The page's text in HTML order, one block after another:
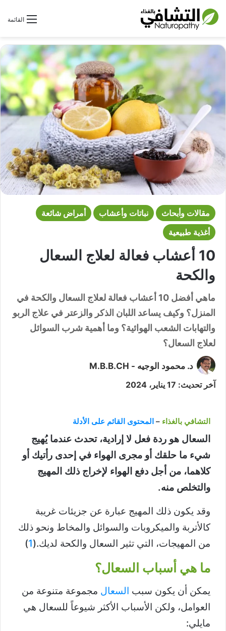
القائمةبحث عن
مقالات وأبحاث نباتات وأعشاب
أمراض شائعة
أغذية طبيعية
10 أعشاب فعالة لعلاج السعال
والكحة
ماهي أفضل 10 أعشاب فعالة لعلاج السعال والكحة في
المنزل؟ وكيف يساعد اللبان الذكر والزعتر في علاج الربو
والتهابات الشعب الهوائية؟ وما أهمية شرب السوائل
لعلاج السعال؟
د. محمود الوجيه - M.B.B.CH
آخر تحديث: 17 يناير، 2024
التشافي بالغذاء – المحتوى القائم على الأدلة
السعال هو ردة فعل لا إرادية، تحدث عندما يُهيج
شيء ما حلقك أو مجرى الهواء في إحدى رأتيك أو
كلاهما، من أجل دفع الهواء لإخراج ذلك المهيج
والتخلص منه.
وقد يكون ذلك المهيج عبارة عن جزيئات غريبة
كالأتربة والميكروبات والسوائل والمخاط ونحو ذلك
من المهيجات، التي تثير السعال والكحة لديك.(1
)
ما هي أسباب السعال؟
يمكن أن يكون سبب السعال مجموعة متنوعة من
العوامل، ولكن الأسباب الأكثر شيوعاً للسعال هي
مايلي: